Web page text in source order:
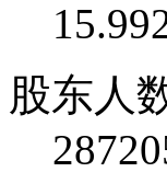
股东人